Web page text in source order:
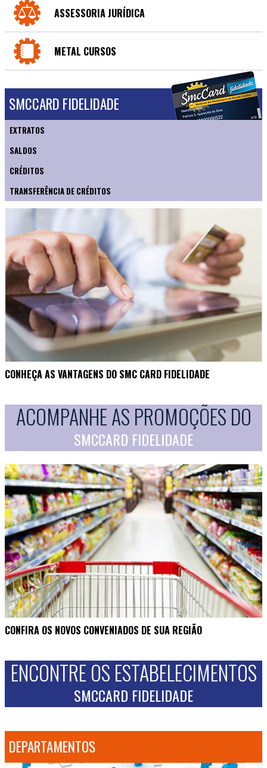
ASSESSORIA JURÍDICA
METAL CURSOS
SMCCARD FIDELIDADE
EXTRATOS
SALDOS
CRÉDITOS
TRANSFERÊNCIA DE CRÉDITOS
CONHEÇA AS VANTAGENS DO SMC CARD FIDELIDADE
ACOMPANHE AS PROMOÇÕES DO
SMCCARD FIDELIDADE
CONFIRA OS NOVOS CONVENIADOS DE SUA REGIÃO
ENCONTRE OS ESTABELECIMENTOS
SMCCARD FIDELIDADE
DEPARTAMENTOS